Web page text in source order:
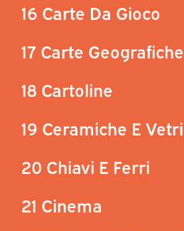
16 Carte Da Gioco
17 Carte Geografiche
18 Cartoline
19 Ceramiche E Vetri
20 Chiavi E Ferri
21 Cinema